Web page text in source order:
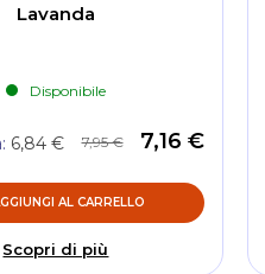
Lavanda
Disponibile
7,16 €
7,95 €
6,84 €
AL CARRELLO
Scopri di più